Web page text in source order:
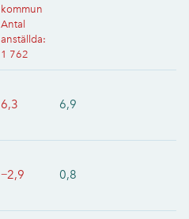
kommun
Antal
anställda:
1 762
6,3 6,9
−2,9 0,8